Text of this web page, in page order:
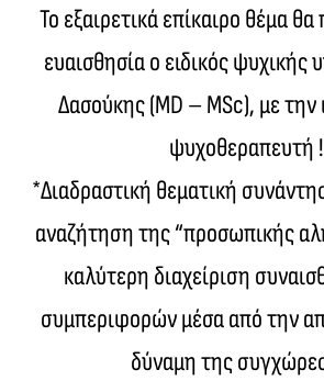
Το εξαιρετικά επίκαιρο θέμα θα
ευαισθησία ο ειδικός ψυχικής
Δασούκης (MD – MSc), με την
ψυχοθεραπευτή !
*Διαδραστική θεματική
αναζήτηση της “προσωπικής
καλύτερη διαχείριση
συμπεριφορών μέσα από την
δύναμη της